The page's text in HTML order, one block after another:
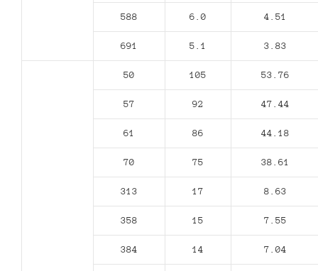
588 6.0 4.51
691 5.1 3.83
50 105 53.76
57 92 47.44
61 86 44.18
70 75 38.61
313 17 8.63
358 15 7.55
384 14 7.04